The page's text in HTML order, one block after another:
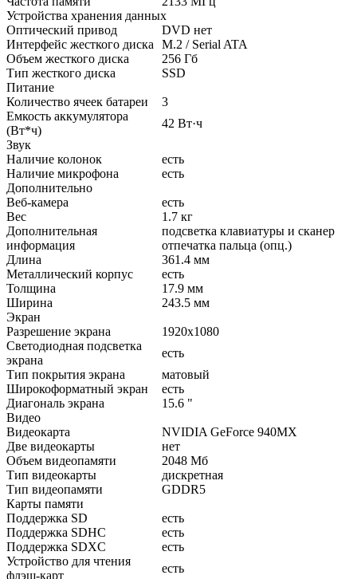
Устройства хранения данных
Оптический привод
DVD нет
Интерфейс жесткого диска
M.2 / Serial ATA
Объем жесткого диска
256 Гб
Тип жесткого диска
SSD
Питание
Количество ячеек батареи
3
Емкость аккумулятора
(Вт*ч)
42 Вт·ч
Звук
Наличие колонок
есть
Наличие микрофона
есть
Дополнительно
Веб-камера
есть
Вес
1.7 кг
Дополнительная
информация
подсветка клавиатуры и сканер
отпечатка пальца (опц.)
Длина
361.4 мм
Металлический корпус
есть
Толщина
17.9 мм
Ширина
243.5 мм
Экран
Разрешение экрана
1920x1080
Светодиодная подсветка
экрана
есть
Тип покрытия экрана
матовый
Широкоформатный экран
есть
Диагональ экрана
15.6 "
Видео
Видеокарта
NVIDIA GeForce 940MX
Две видеокарты
нет
Объем видеопамяти
2048 Мб
Тип видеокарты
дискретная
Тип видеопамяти
GDDR5
Карты памяти
Поддержка SD
есть
Поддержка SDHC
есть
Поддержка SDXC
есть
Устройство для чтения
флэш-карт
есть